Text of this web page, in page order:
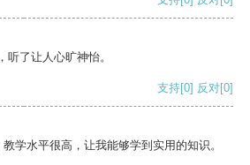
了让人心旷神怡。
支持[0] 反对[0]
学水平很高，让我能够学到实用的知识。